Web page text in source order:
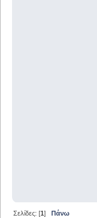
Σελίδες: [1] Πάνω